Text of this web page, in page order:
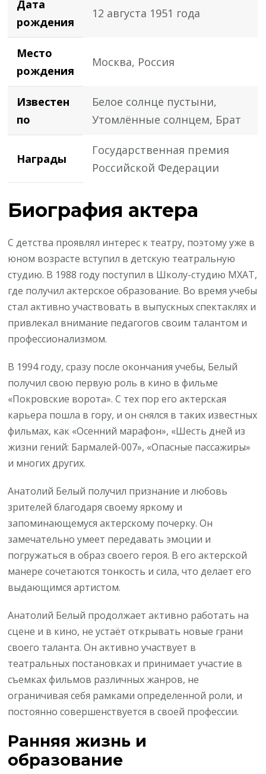
Дата
рождения
12 августа 1951 года
Место
рождения
Москва, Россия
Известен
по
Белое солнце пустыни,
Утомлённые солнцем, Брат
Награды
Государственная премия
Российской Федерации
Биография актера
С детства проявлял интерес к театру, поэтому уже в
юном возрасте вступил в детскую театральную
студию. В 1988 году поступил в Школу-студию МХАТ,
где получил актерское образование. Во время учебы
стал активно участвовать в выпускных спектаклях и
привлекал внимание педагогов своим талантом и
профессионализмом.
В 1994 году, сразу после окончания учебы, Белый
получил свою первую роль в кино в фильме
«Покровские ворота». С тех пор его актерская
карьера пошла в гору, и он снялся в таких известных
фильмах, как «Осенний марафон», «Шесть дней из
жизни гений: Бармалей-007», «Опасные пассажиры»
и многих других.
Анатолий Белый получил признание и любовь
зрителей благодаря своему яркому и
запоминающемуся актерскому почерку. Он
замечательно умеет передавать эмоции и
погружаться в образ своего героя. В его актерской
манере сочетаются тонкость и сила, что делает его
выдающимся артистом.
Анатолий Белый продолжает активно работать на
сцене и в кино, не устаёт открывать новые грани
своего таланта. Он активно участвует в
театральных постановках и принимает участие в
съемках фильмов различных жанров, не
ограничивая себя рамками определенной роли, и
постоянно совершенствуется в своей профессии.
Ранняя жизнь и
образование